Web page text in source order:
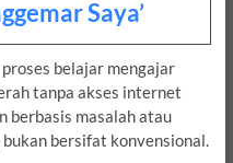
Saya’
belajar mengajar
tanpa akses internet
berbasis masalah atau
bersifat konvensional.